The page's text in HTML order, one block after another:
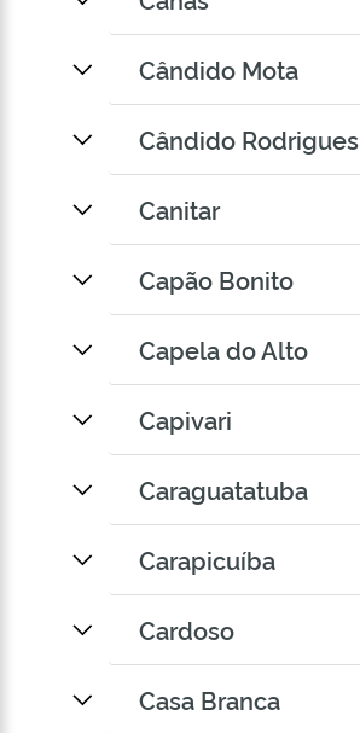
Cândido Mota
Cândido Rodrigues
Canitar
Capão Bonito
Capela do Alto
Capivari
Caraguatatuba
Carapicuíba
Cardoso
Casa Branca